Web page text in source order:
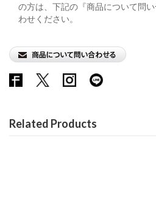
の方は、下記の『商品について問
わせください。
Related Products